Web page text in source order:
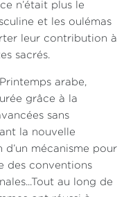
n’était plus le
et les oulémas
leur contribution à
sacrés.
arabe,
grâce à la
sans
la nouvelle
mécanisme pour
des conventions
au long de